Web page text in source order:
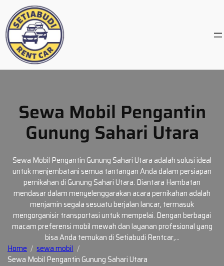
content
Sewa Mobil Pengantin
Gunung Sahari Utara
Sewa Mobil Pengantin Gunung Sahari Utara adalah solusi ideal
untuk menjembatani semua tantangan Anda dalam persiapan
pernikahan di Gunung Sahari Utara. Diantara Hambatan
mendasar dalam menyelenggarakan acara pernikahan adalah
menjamin segala sesuatu berjalan lancar, termasuk
mengorganisir transportasi untuk mempelai. Dengan berbagai
macam preferensi mobil mewah dan layanan profesional yang
bisa Anda temukan di Setiabudi Rentcar,…
Home
sewa mobil
Sewa Mobil Pengantin Gunung Sahari Utara